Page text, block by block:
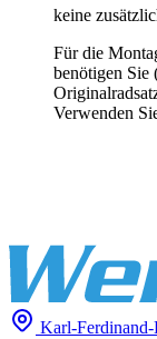
keine
Für die
benötigen Sie
Verwenden
Karl-Ferdinand-